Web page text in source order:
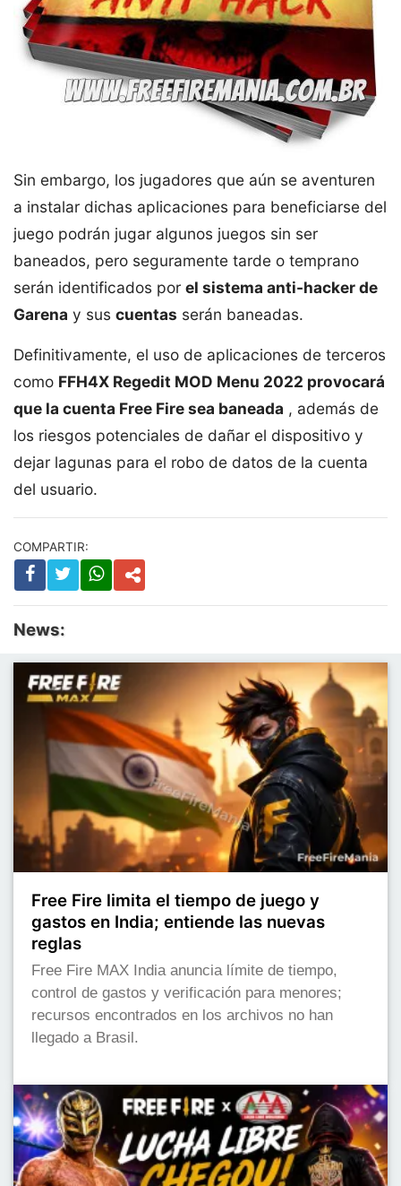
Sin embargo, los jugadores que aún se aventuren
a instalar dichas aplicaciones para beneficiarse del
juego podrán jugar algunos juegos sin ser
baneados, pero seguramente tarde o temprano
serán identificados por el sistema anti-hacker de
Garena y sus cuentas serán baneadas.
Definitivamente, el uso de aplicaciones de terceros
como FFH4X Regedit MOD Menu 2022 provocará
que la cuenta Free Fire sea baneada , además de
los riesgos potenciales de dañar el dispositivo y
dejar lagunas para el robo de datos de la cuenta
del usuario.
COMPARTIR:
News:
Free Fire limita el tiempo de juego y
gastos en India; entiende las nuevas
reglas
Free Fire MAX India anuncia límite de tiempo,
control de gastos y verificación para menores;
recursos encontrados en los archivos no han
llegado a Brasil.